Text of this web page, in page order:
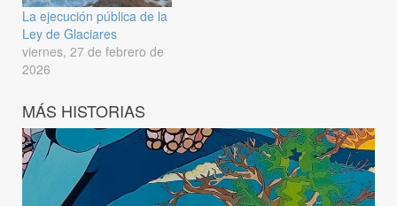
La ejecución pública de la
Ley de Glaciares
viernes, 27 de febrero de
2026
MÁS HISTORIAS